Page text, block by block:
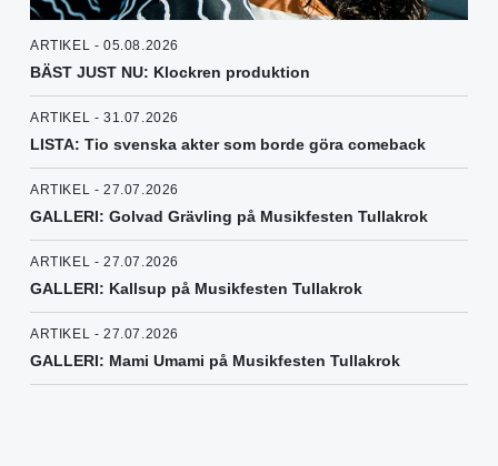
ARTIKEL - 05.08.2026
BÄST JUST NU: Klockren produktion
ARTIKEL - 31.07.2026
LISTA: Tio svenska akter som borde göra comeback
ARTIKEL - 27.07.2026
GALLERI: Golvad Grävling på Musikfesten Tullakrok
ARTIKEL - 27.07.2026
GALLERI: Kallsup på Musikfesten Tullakrok
ARTIKEL - 27.07.2026
GALLERI: Mami Umami på Musikfesten Tullakrok